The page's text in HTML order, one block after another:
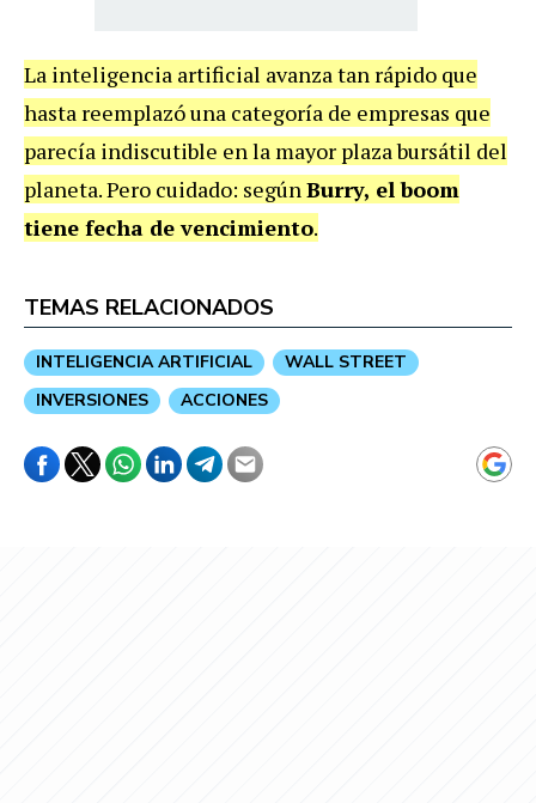
La inteligencia artificial avanza tan rápido que
hasta reemplazó una categoría de empresas que
parecía indiscutible en la mayor plaza bursátil del
planeta. Pero cuidado: segúnBurry, el boom
tiene fecha de vencimiento.
TEMAS RELACIONADOS
INTELIGENCIA ARTIFICIAL
WALL STREET
INVERSIONES
ACCIONES